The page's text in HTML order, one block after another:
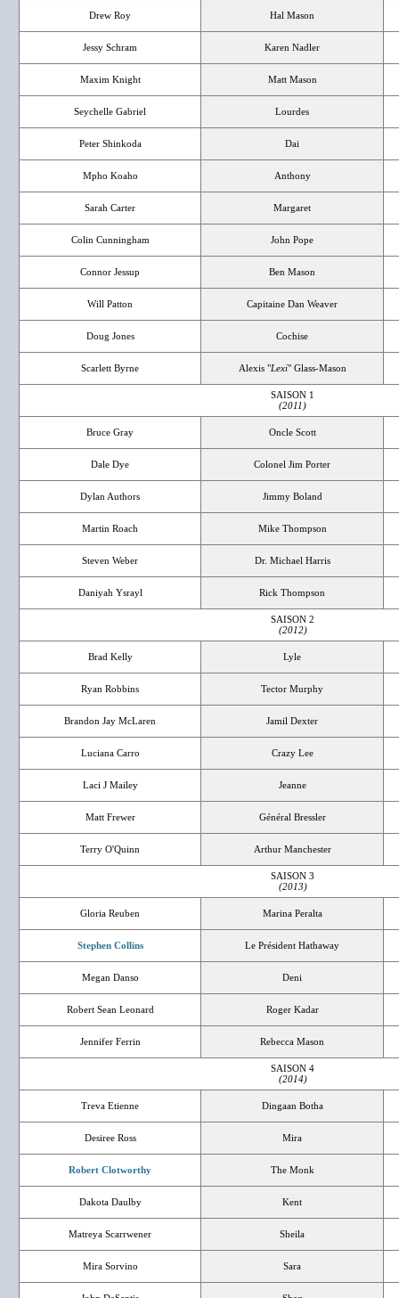
Drew Roy Hal Mason
Jessy Schram Karen Nadler
Maxim Knight Matt Mason
Seychelle Gabriel Lourdes
Peter Shinkoda Dai
Mpho Koaho Anthony
Sarah Carter Margaret
Colin Cunningham John Pope
Connor Jessup Ben Mason
Will Patton Capitaine Dan Weaver
Doug Jones Cochise
Scarlett Byrne Alexis "Lexi" Glass-Mason
SAISON 1
(2011)
Bruce Gray Oncle Scott
Dale Dye Colonel Jim Porter
Dylan Authors Jimmy Boland
Martin Roach Mike Thompson
Steven Weber Dr. Michael Harris
Daniyah Ysrayl Rick Thompson
SAISON 2
(2012)
Brad Kelly Lyle
Ryan Robbins Tector Murphy
Brandon Jay McLaren Jamil Dexter
Luciana Carro Crazy Lee
Laci J Mailey Jeanne
Matt Frewer Général Bressler
Terry O'Quinn Arthur Manchester
SAISON 3
(2013)
Gloria Reuben Marina Peralta
Stephen Collins Le Président Hathaway
Megan Danso Deni
Robert Sean Leonard Roger Kadar
Jennifer Ferrin Rebecca Mason
SAISON 4
(2014)
Treva Etienne Dingaan Botha
Desiree Ross Mira
Robert Clotworthy The Monk
Dakota Daulby Kent
Matreya Scarrwener Sheila
Mira Sorvino Sara